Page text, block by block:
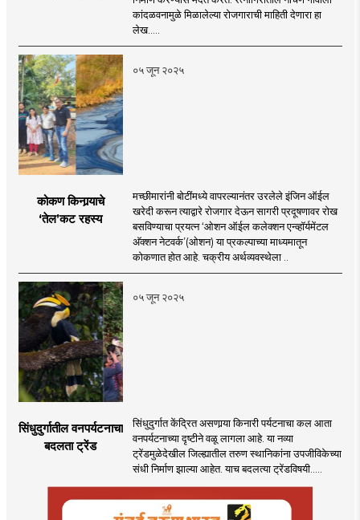
कांदळवनामुळे मिळालेल्या रोजगाराची माहिती देणारा हा
लेख.....
०५ जून २०२५
कोकण किनार्‍याचे
‘तेल’कट रहस्य
मच्छीमारांनी बोटींमध्ये वापरल्यानंतर उरलेले इंजिन ऑईल
खरेदी करून त्याद्वारे रोजगार देऊन सागरी प्रदूषणावर रोख
बसविण्याचा प्रयत्न ‘ओशन ऑईल कलेक्शन एन्व्हॉर्यमेंटल
अ‍ॅक्शन नेटवर्क’(ओशन) या प्रकल्पाच्या माध्यमातून
कोकणात होत आहे. चक्रीय अर्थव्यवस्थेला ..
०५ जून २०२५
सिंधुदुर्गातील वनपर्यटनाचा
बदलता ट्रेंड
सिंधुदुर्गात केंद्रित असणार्‍या किनारी पर्यटनाचा कल आता
वनपर्यटनाच्या दृष्टीने वळू लागला आहे. या नव्या
ट्रेंडमुळेदेखील जिल्ह्यातील तरुण स्थानिकांना उपजीविकेच्या
संधी निर्माण झाल्या आहेत. याच बदलत्या ट्रेंडविषयी.....